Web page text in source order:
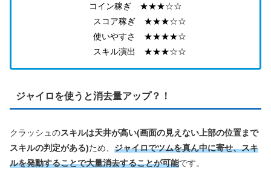
コイン稼ぎ ★★★☆☆
スコア稼ぎ ★★★☆☆
使いやすさ ★★★★☆
スキル演出 ★★★☆☆
ジャイロを使うと消去量アップ？！
クラッシュのスキルは天井が高い(画面の見えない上部の位置まで
スキルの判定がある)ため、 ジャイロでツムを真ん中に寄せ、スキ
ルを発動することで大量消去することが可能です。